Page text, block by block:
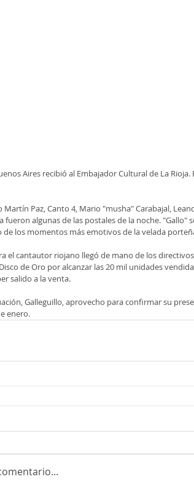
Aires recibió al Embajador Cultural de La
Paz, Canto 4, Mario "musha" Carabajal,
fueron algunas de las postales de la noche. "Gallo"
de los momentos más emotivos de la velada
el cantautor riojano llegó de mano de los
de Oro por alcanzar las 20 mil unidades
salido a la venta.
Galleguillo, aprovecho para confirmar su
enero.